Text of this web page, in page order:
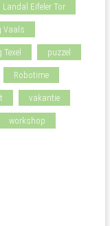
Landal Eifeler Tor
Vaals
Texel puzzel
Robotime
vakantie
workshop